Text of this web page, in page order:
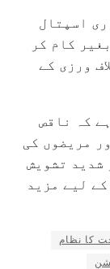
اسپتال
کام کر
ورزی کے
کہ ناقص
مریضوں کی
شدید تشویش
لیے مزید
کا نظام